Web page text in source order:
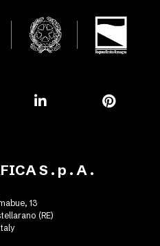
S . p . A .
13
(RE)